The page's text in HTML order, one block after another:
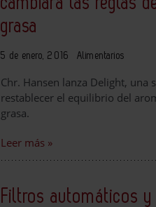
grasa
5 de enero, 2016 Alimentarios
Chr. Hansen lanza Delight,
restablecer el equilibrio del
grasa.
Leer más »
Filtros automáticos y